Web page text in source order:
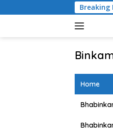
to
Breaking
Karang Bongkot
Home